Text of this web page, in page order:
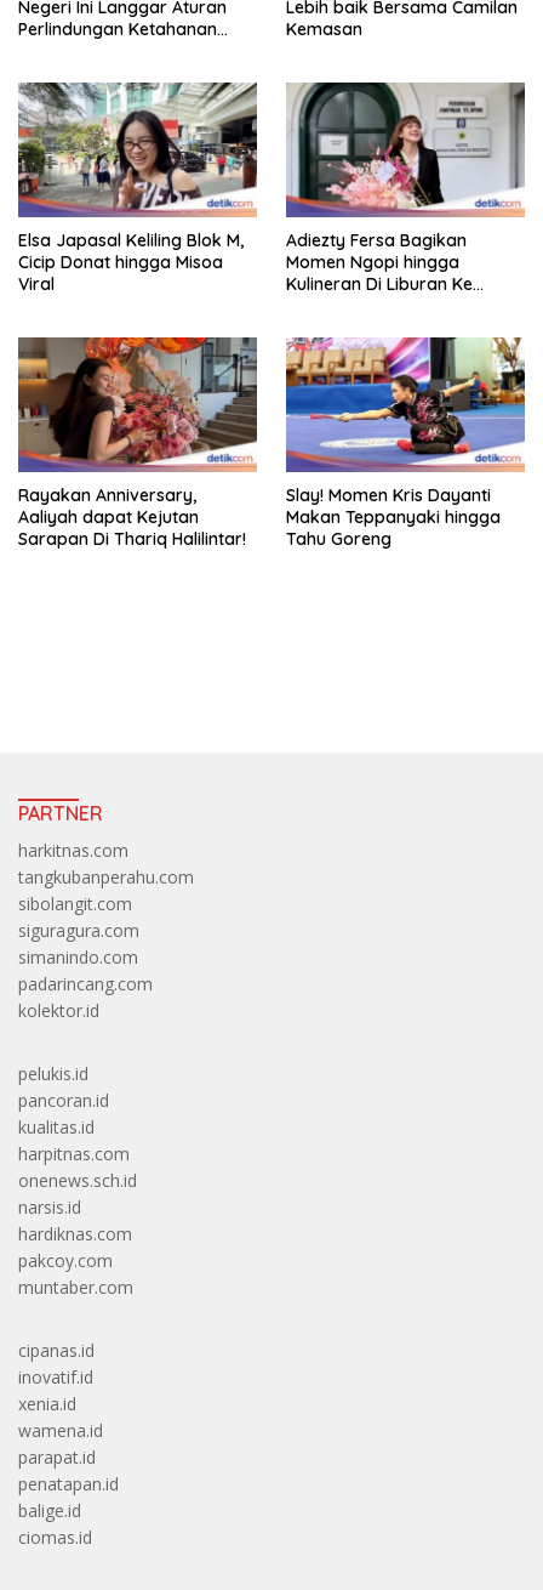
Negeri Ini Langgar Aturan
Perlindungan Ketahanan
Lebih baik Bersama Camilan
Kemasan
Elsa Japasal Keliling Blok M,
Cicip Donat hingga Misoa
Viral
Adiezty Fersa Bagikan
Momen Ngopi hingga
Kulineran Di Liburan Ke
Rayakan Anniversary,
Aaliyah dapat Kejutan
Sarapan Di Thariq Halilintar!
Slay! Momen Kris Dayanti
Makan Teppanyaki hingga
Tahu Goreng
PARTNER
harkitnas.com
tangkubanperahu.com
sibolangit.com
siguragura.com
simanindo.com
padarincang.com
kolektor.id
pelukis.id
pancoran.id
kualitas.id
harpitnas.com
onenews.sch.id
narsis.id
hardiknas.com
pakcoy.com
muntaber.com
cipanas.id
inovatif.id
xenia.id
wamena.id
parapat.id
penatapan.id
balige.id
ciomas.id